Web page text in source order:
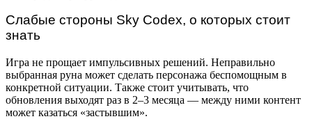
Слабые стороны Sky Codex, о которых стоит
знать
Игра не прощает импульсивных решений. Неправильно
выбранная руна может сделать персонажа беспомощным в
конкретной ситуации. Также стоит учитывать, что
обновления выходят раз в 2–3 месяца — между ними контент
может казаться «застывшим».